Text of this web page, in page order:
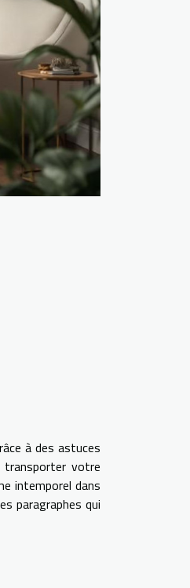
à des astuces
transporter votre
intemporel dans
paragraphes qui